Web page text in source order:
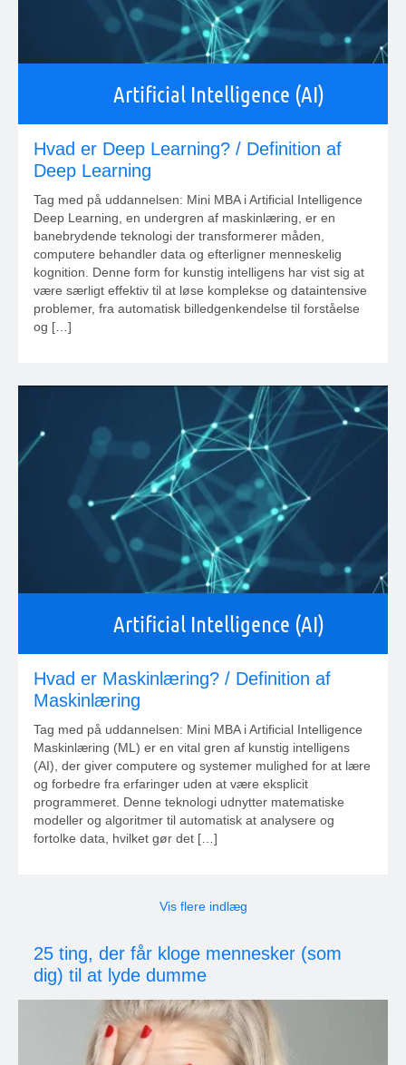
Artificial Intelligence (AI)
Hvad er Deep Learning? / Definition af
Deep Learning
Tag med på uddannelsen: Mini MBA i Artificial Intelligence
Deep Learning, en undergren af maskinlæring, er en
banebrydende teknologi der transformerer måden,
computere behandler data og efterligner menneskelig
kognition. Denne form for kunstig intelligens har vist sig at
være særligt effektiv til at løse komplekse og dataintensive
problemer, fra automatisk billedgenkendelse til forståelse
og […]
Artificial Intelligence (AI)
Hvad er Maskinlæring? / Definition af
Maskinlæring
Tag med på uddannelsen: Mini MBA i Artificial Intelligence
Maskinlæring (ML) er en vital gren af kunstig intelligens
(AI), der giver computere og systemer mulighed for at lære
og forbedre fra erfaringer uden at være eksplicit
programmeret. Denne teknologi udnytter matematiske
modeller og algoritmer til automatisk at analysere og
fortolke data, hvilket gør det […]
Vis flere indlæg
25 ting, der får kloge mennesker (som
dig) til at lyde dumme